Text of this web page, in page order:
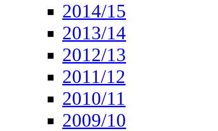
2014/15
2013/14
2012/13
2011/12
2010/11
2009/10